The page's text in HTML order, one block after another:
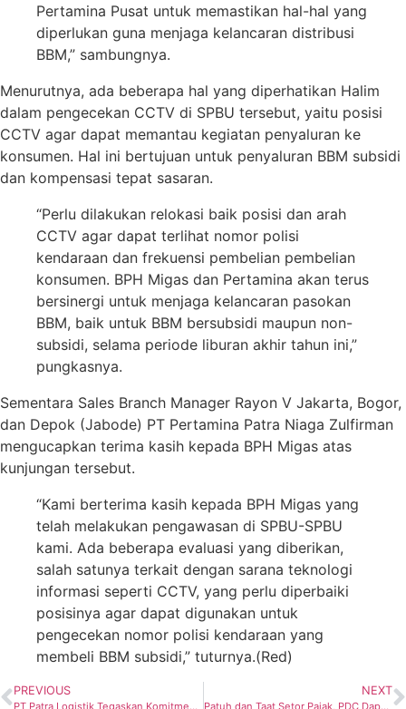
Pertamina Pusat untuk memastikan hal-hal yang
diperlukan guna menjaga kelancaran distribusi
BBM,” sambungnya.
Menurutnya, ada beberapa hal yang diperhatikan Halim
dalam pengecekan CCTV di SPBU tersebut, yaitu posisi
CCTV agar dapat memantau kegiatan penyaluran ke
konsumen. Hal ini bertujuan untuk penyaluran BBM subsidi
dan kompensasi tepat sasaran.
“Perlu dilakukan relokasi baik posisi dan arah
CCTV agar dapat terlihat nomor polisi
kendaraan dan frekuensi pembelian pembelian
konsumen. BPH Migas dan Pertamina akan terus
bersinergi untuk menjaga kelancaran pasokan
BBM, baik untuk BBM bersubsidi maupun non-
subsidi, selama periode liburan akhir tahun ini,”
pungkasnya.
Sementara Sales Branch Manager Rayon V Jakarta, Bogor,
dan Depok (Jabode) PT Pertamina Patra Niaga Zulfirman
mengucapkan terima kasih kepada BPH Migas atas
kunjungan tersebut.
“Kami berterima kasih kepada BPH Migas yang
telah melakukan pengawasan di SPBU-SPBU
kami. Ada beberapa evaluasi yang diberikan,
salah satunya terkait dengan sarana teknologi
informasi seperti CCTV, yang perlu diperbaiki
posisinya agar dapat digunakan untuk
pengecekan nomor polisi kendaraan yang
membeli BBM subsidi,” tuturnya.(Red)
PREVIOUS NEXT